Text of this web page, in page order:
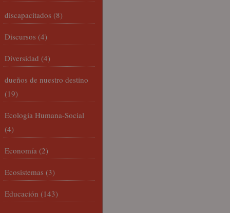
discapacitados (8)
Discursos (4)
Diversidad (4)
dueños de nuestro destino
(19)
Ecología Humana-Social
(4)
Economía (2)
Ecosistemas (3)
Educación (143)